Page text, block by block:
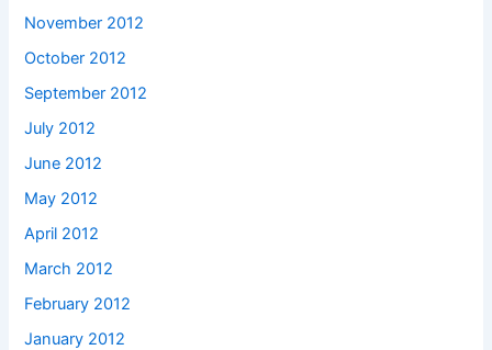
November 2012
October 2012
September 2012
July 2012
June 2012
May 2012
April 2012
March 2012
February 2012
January 2012